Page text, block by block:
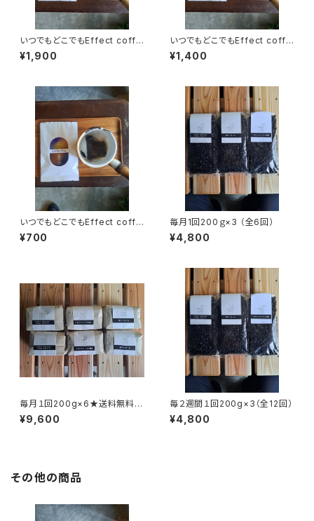
いつでもどこでもEffect coffe
e Bag(11袋入り)2袋おまけ
¥1,900
いつでもどこでもEffect coffe
e Bag(7袋入り)1袋おまけ
¥1,400
いつでもどこでもEffect coffe
e Bag(3袋入り)
¥700
毎月1回200ｇ×3 （全6回）
¥4,800
毎月１回200g×6★送料無料
（全6回）
¥9,600
毎２週間１回200g×3（全12回）
¥4,800
その他の商品